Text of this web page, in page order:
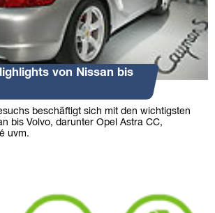
von Nissan bis
beschäftigt sich mit den wichtigsten
bis Volvo, darunter Opel Astra CC,
uvm.